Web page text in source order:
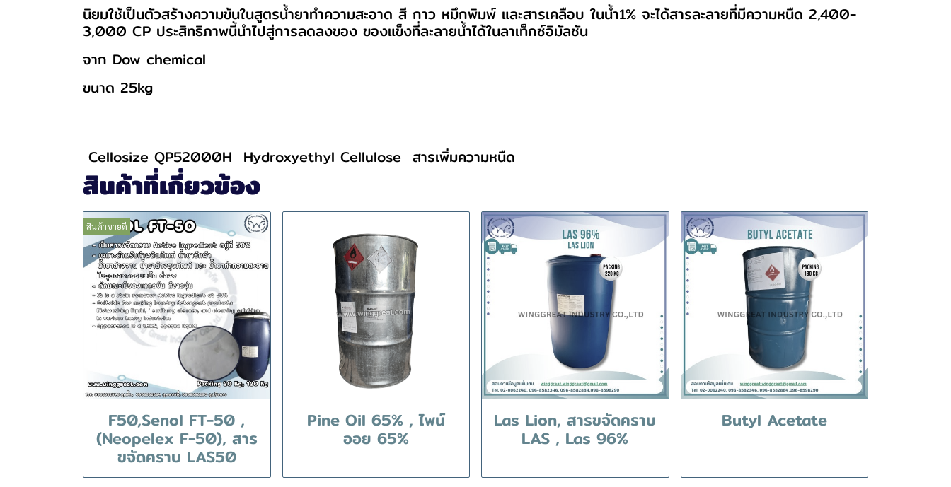
นิยมใช้เป็นตัวสร้างความข้นในสูตรน้ำยาทำความสะอาด สี กาว หมึกพิมพ์ และสารเคลือบ ในน้ำ1% จะได้สารละลายที่มีความหนืด 2,400-
3,000 CP ประสิทธิภาพนี้นำไปสู่การลดลงของ ของแข็งที่ละลายน้ำได้ในลาเท็กซ์อิมัลชัน
จาก Dow chemical
ขนาด 25kg
Cellosize QP52000H Hydroxyethyl Cellulose สารเพิ่มความหนืด
สินค้าที่เกี่ยวข้อง
สินค้าขายดี
F50,Senol FT-50 ,
(Neopelex F-50), สาร
ขจัดคราบ LAS50
Pine Oil 65% , ไพน์
ออย 65%
Las Lion, สารขจัดคราบ
LAS , Las 96%
Butyl Acetate